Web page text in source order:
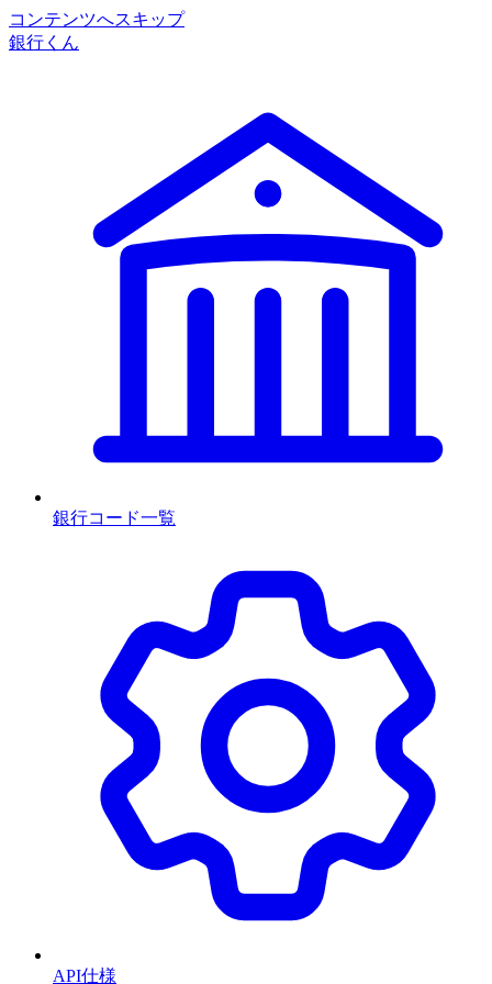
コンテンツへスキップ
銀行くん
銀行コード一覧
API仕様